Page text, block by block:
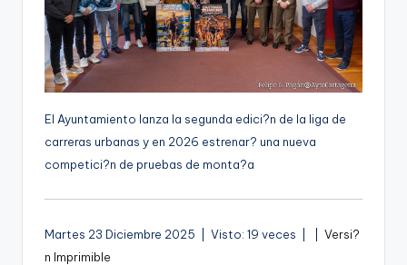
El Ayuntamiento lanza la segunda edici?n de la liga de
carreras urbanas y en 2026 estrenar? una nueva
competici?n de pruebas de monta?a
Martes 23 Diciembre 2025 | Visto: 19 veces |
Versi?
n Imprimible